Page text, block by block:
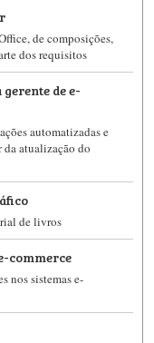
de composições,
dos requisitos
de e-
automatizadas e
da atualização do
de livros
commerce
nos sistemas e-